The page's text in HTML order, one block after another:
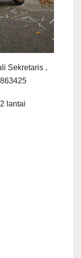
Sekretaris ,
lantai